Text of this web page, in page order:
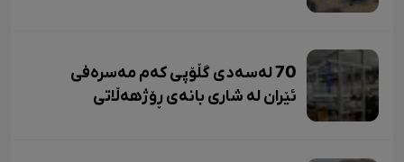
70 لەسەدی گڵۆپی کەم مەسرەفی
ئێران لە شاری بانەی ڕۆژهەڵاتی